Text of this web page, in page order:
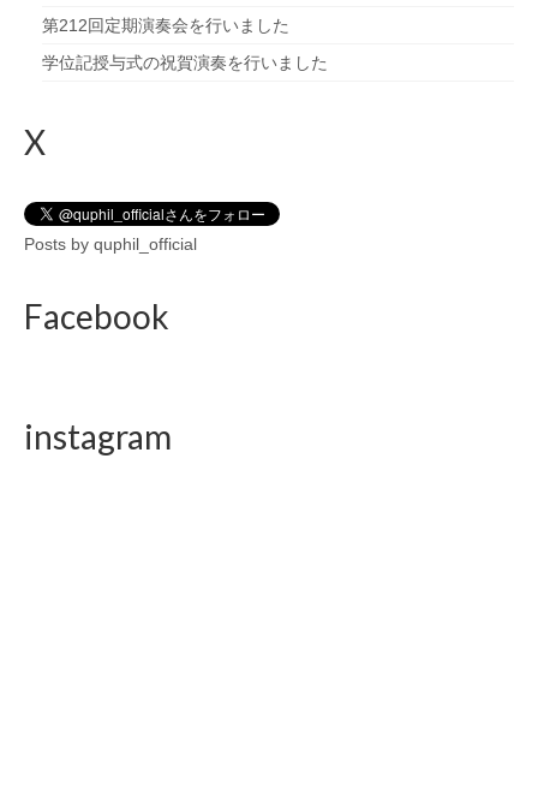
第212回定期演奏会を行いました
学位記授与式の祝賀演奏を行いました
X
Posts by quphil_official
Facebook
instagram